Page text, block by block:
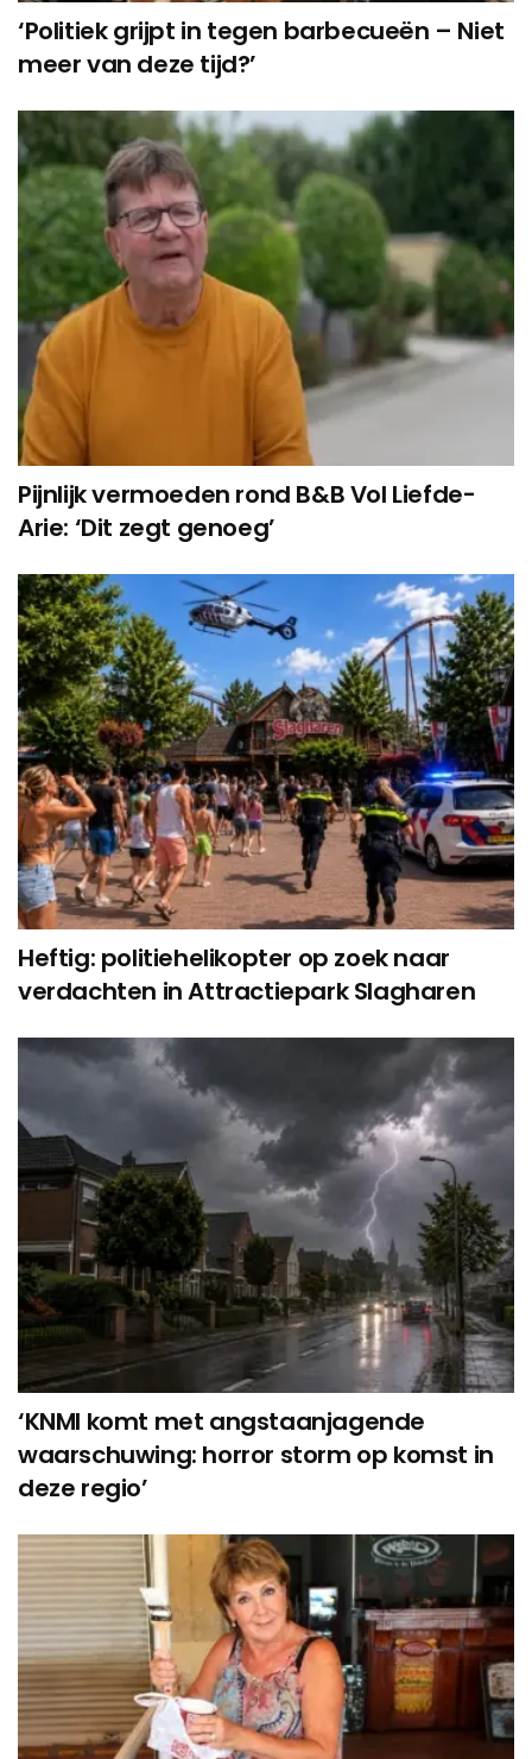
‘Politiek grijpt in tegen barbecueën – Niet
meer van deze tijd?’
Pijnlijk vermoeden rond B&B Vol Liefde-
Arie: ‘Dit zegt genoeg’
Heftig: politiehelikopter op zoek naar
verdachten in Attractiepark Slagharen
‘KNMI komt met angstaanjagende
waarschuwing: horror storm op komst in
deze regio’